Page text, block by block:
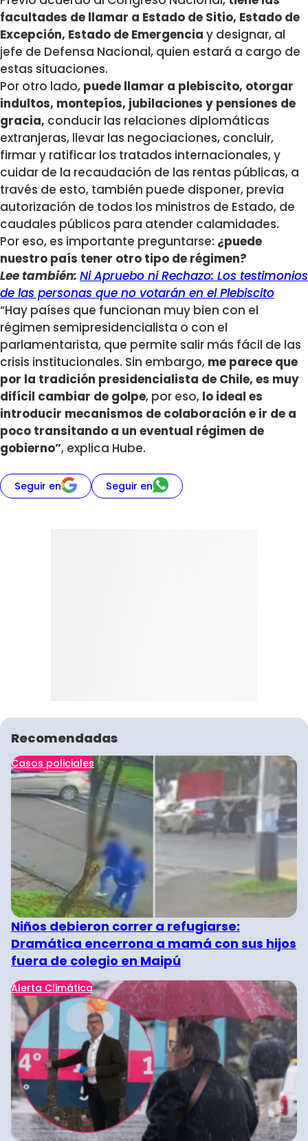
facultades de llamar a Estado de Sitio, Estado de
Excepción, Estado de Emergencia y designar, al
jefe de Defensa Nacional, quien estará a cargo de
estas situaciones.
Por otro lado, puede llamar a plebiscito, otorgar
indultos, montepíos, jubilaciones y pensiones de
gracia, conducir las relaciones diplomáticas
extranjeras, llevar las negociaciones, concluir,
firmar y ratificar los tratados internacionales, y
cuidar de la recaudación de las rentas públicas, a
través de esto, también puede disponer, previa
autorización de todos los ministros de Estado, de
caudales públicos para atender calamidades.
Por eso, es importante preguntarse: ¿puede
nuestro país tener otro tipo de régimen?
Lee también: Ni Apruebo ni Rechazo: Los testimonios
de las personas que no votarán en el Plebiscito
“Hay países que funcionan muy bien con el
régimen semipresidencialista o con el
parlamentarista, que permite salir más fácil de las
crisis institucionales. Sin embargo, me parece que
por la tradición presidencialista de Chile, es muy
difícil cambiar de golpe, por eso, lo ideal es
introducir mecanismos de colaboración e ir de a
poco transitando a un eventual régimen de
gobierno”, explica Hube.
Seguir en Seguir en
Recomendadas
Casos policiales
Niños debieron correr a refugiarse:
Dramática encerrona a mamá con sus hijos
fuera de colegio en Maipú
Alerta Climática